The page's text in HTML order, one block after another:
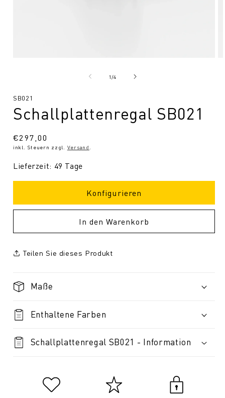
1/von
4
SKU:
SB021
Schallplattenregal SB021
Normaler
Preis
€297,00
inkl. Steuern zzgl. Versand
Lieferzeit: 49 Tage
Konfigurieren
In den Warenkorb
Teilen Sie dieses Produkt
Maße
Enthaltene Farben
Schallplattenregal SB021 - Information